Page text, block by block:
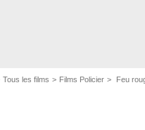
Tous les films Films Policier Feu